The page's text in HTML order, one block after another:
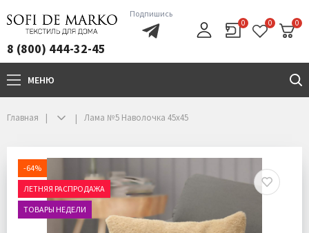
8 (800) 444-32-45
Подпишись
0 0 0
МЕНЮ
Главная Лама №5 Наволочка 45х45
-64%
ЛЕТНЯЯ РАСПРОДАЖА
ТОВАРЫ НЕДЕЛИ